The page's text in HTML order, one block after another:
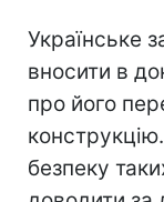
Українське
вносити в
про його
безпеку